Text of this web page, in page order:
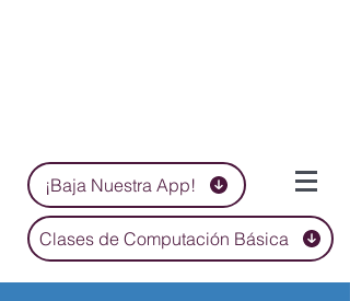
¡Baja Nuestra App!
Clases de Computación Básica